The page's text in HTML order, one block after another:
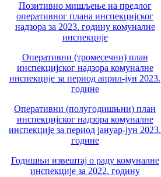
Позитивно мишљење на предлог
оперативног плана инспекцијског
надзора за 2023. годину комуналне
инспекције
Оперативни (тромесечни) план
инспекцијског надзора комуналне
инспекције за период април-јун 2023.
године
Оперативни (полугодишњни) план
инспекцијског надзора комуналне
инспекције за период јануар-јун 2023.
године
Годишњи извештај о раду комуналне
инспекције за 2022. годину